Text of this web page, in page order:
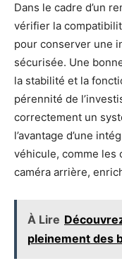
Dans le cadre d’un
vérifier la
pour conserver une
sécurisée. Une
la stabilité et la
pérennité de
correctement un
l’avantage d’une
véhicule, comme les
caméra arrière,
À Lire
pleinement des